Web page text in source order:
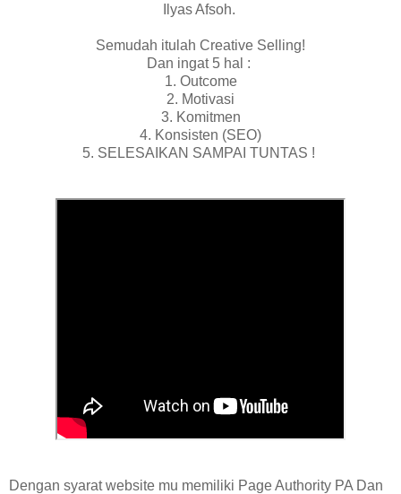
Ilyas Afsoh.
Semudah itulah Creative Selling!
Dan ingat 5 hal :
1. Outcome
2. Motivasi
3. Komitmen
4. Konsisten (SEO)
5. SELESAIKAN SAMPAI TUNTAS !
Dengan syarat website mu memiliki Page Authority PA Dan